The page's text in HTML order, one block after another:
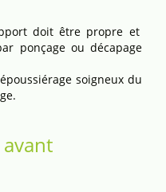
doit être propre et
ponçage ou décapage
soigneux du